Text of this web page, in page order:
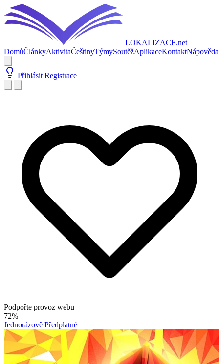
LOKALIZACE.net
DomůČlánkyAktivitaČeštinyTýmySoutěžAplikaceKontaktNápověda
Přihlásit Registrace
Podpořte provoz webu
72%
Jednorázově Předplatné